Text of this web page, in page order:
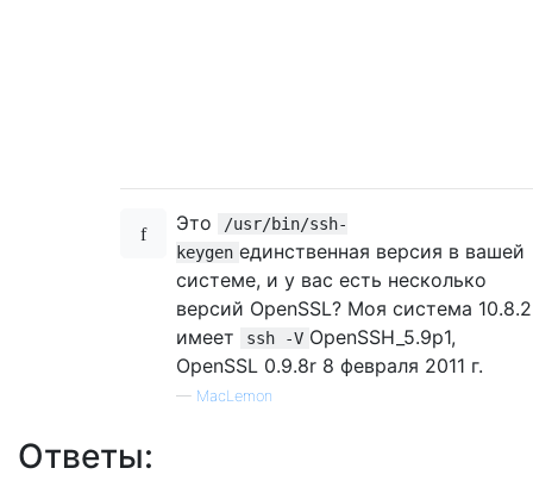
Это
/usr/bin/ssh-
keygen единственная версия в вашей
системе, и у вас есть несколько
версий OpenSSL? Моя система 10.8.2
имеет
ssh -V OpenSSH_5.9p1,
OpenSSL 0.9.8r 8 февраля 2011 г.
— MacLemon
Ответы: